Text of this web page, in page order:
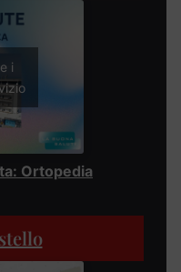
i
Ortopedia